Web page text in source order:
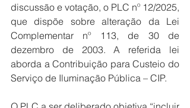
discussão e votação, o PLC nº 12/2025,
que dispõe sobre alteração da Lei
Complementar nº 113, de 30 de
dezembro de 2003. A referida lei
aborda a Contribuição para Custeio do
Serviço de Iluminação Pública – CIP.